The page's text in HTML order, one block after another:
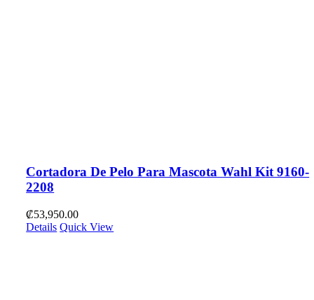
Cortadora De Pelo Para Mascota Wahl Kit 9160-
2208
₡53,950.00
Details Quick View